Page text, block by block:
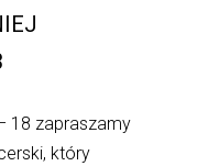
18 zapraszamy
który